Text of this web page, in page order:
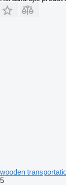
wooden
5